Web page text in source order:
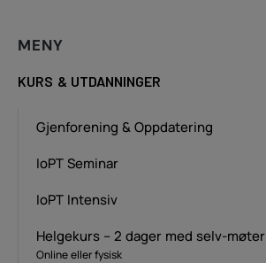
MENY
KURS & UTDANNINGER
Gjenforening & Oppdatering
IoPT Seminar
IoPT Intensiv
Helgekurs – 2 dager med selv-møter
Online eller fysisk